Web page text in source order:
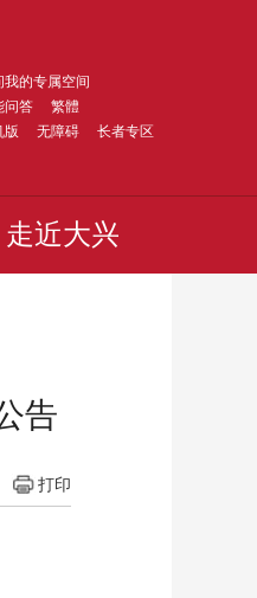
我的专属空间
问答
繁體
版
无障碍 长者专区
走近大兴
告
打印